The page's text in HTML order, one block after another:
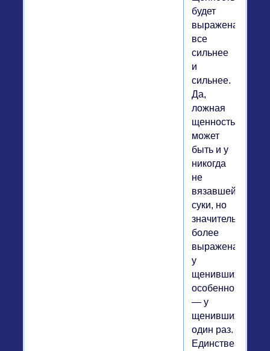
будет
выражена
все
сильнее
и
сильнее.
Да,
ложная
щенность
может
быть и у
никогда
не
вязавшейся
суки, но
значительно
более
выражена
у
щенившихся,
особенно
— у
щенившихся
один раз.
Единственный